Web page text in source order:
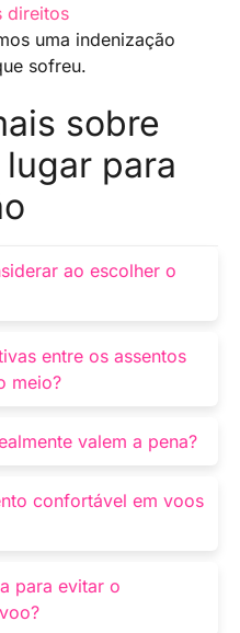
direitos
uma indenização
sofreu.
sobre
para
ao escolher o
preferências pessoais
como proximidade
ou facilidade
entre os assentos
meio?
distintas. A
facilita a
valem a pena?
Assentos
mais conforto,
é importante avaliar
confortável em voos
escolher assentos
pernas. Considere
para evitar o